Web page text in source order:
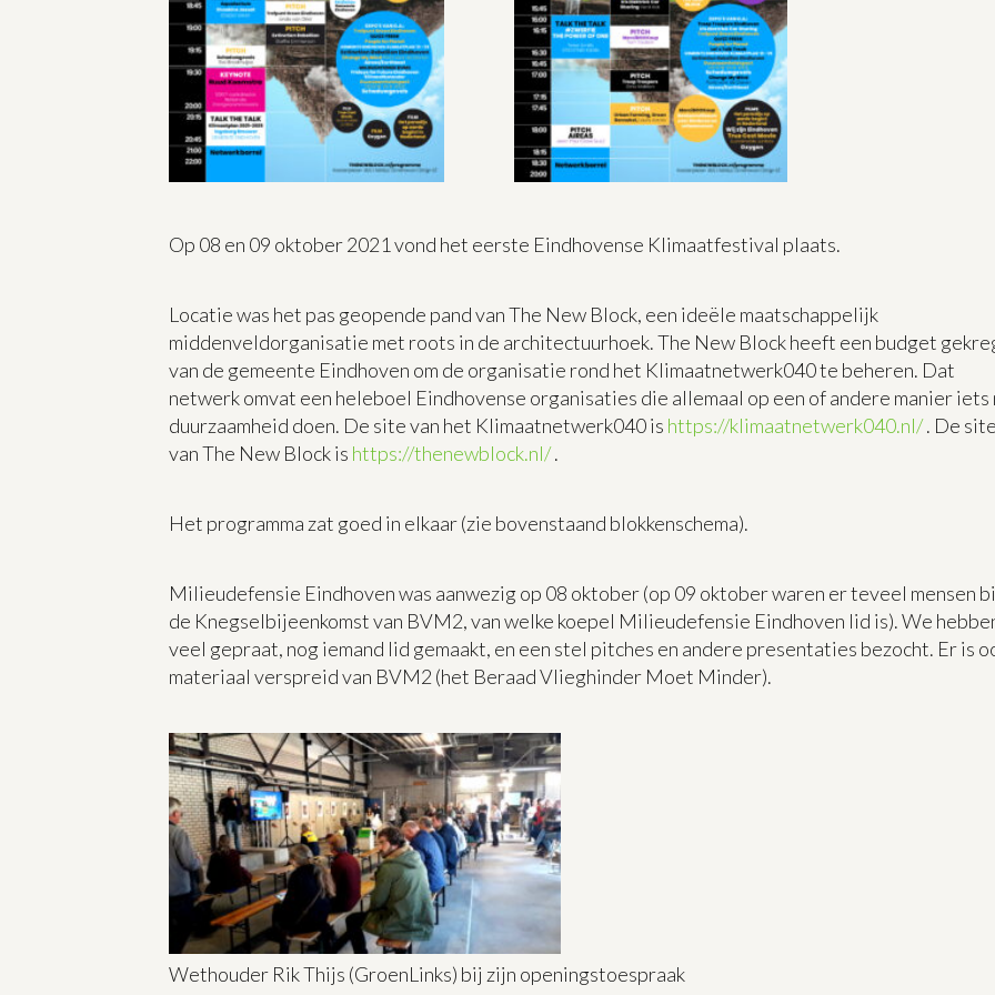
Op 08 en 09 oktober 2021 vond het eerste Eindhovense Klimaatfestival plaats.
Locatie was het pas geopende pand van The New Block, een ideële maatschappelijk
middenveldorganisatie met roots in de architectuurhoek. The New Block heeft een budget
van de gemeente Eindhoven om de organisatie rond het Klimaatnetwerk040 te beheren. Dat
netwerk omvat een heleboel Eindhovense organisaties die allemaal op een of andere manier iets
duurzaamheid doen. De site van het Klimaatnetwerk040 is https://klimaatnetwerk040.nl/. De site
van The New Block is https://thenewblock.nl/.
Het programma zat goed in elkaar (zie bovenstaand blokkenschema).
Milieudefensie Eindhoven was aanwezig op 08 oktober (op 09 oktober waren er teveel mensen
de Knegselbijeenkomst van BVM2, van welke koepel Milieudefensie Eindhoven lid is). We
veel gepraat, nog iemand lid gemaakt, en een stel pitches en andere presentaties bezocht. Er is
materiaal verspreid van BVM2 (het Beraad Vlieghinder Moet Minder).
Wethouder Rik Thijs (GroenLinks) bij zijn openingstoespraak